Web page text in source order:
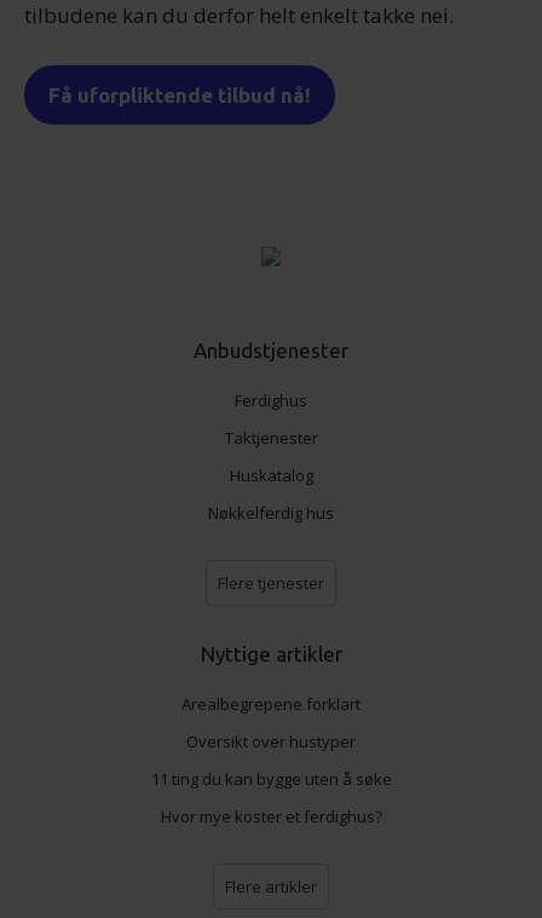
tilbudene kan du derfor helt enkelt takke nei.
Få uforpliktende tilbud nå!
Anbudstjenester
Ferdighus
Taktjenester
Huskatalog
Nøkkelferdig hus
Flere tjenester
Nyttige artikler
Arealbegrepene forklart
Oversikt over hustyper
11 ting du kan bygge uten å søke
Hvor mye koster et ferdighus?
Flere artikler